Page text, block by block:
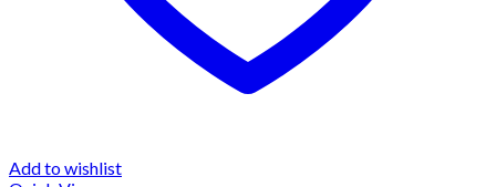
Add to wishlist